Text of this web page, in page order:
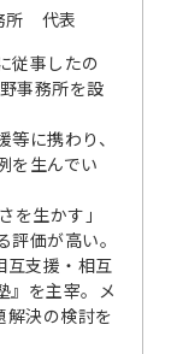
所 代表
従事したの
事務所を設
に携わり、
を生んでい
を生かす」
価が高い。
互支援・相互
』を主宰。メ
決の検討を